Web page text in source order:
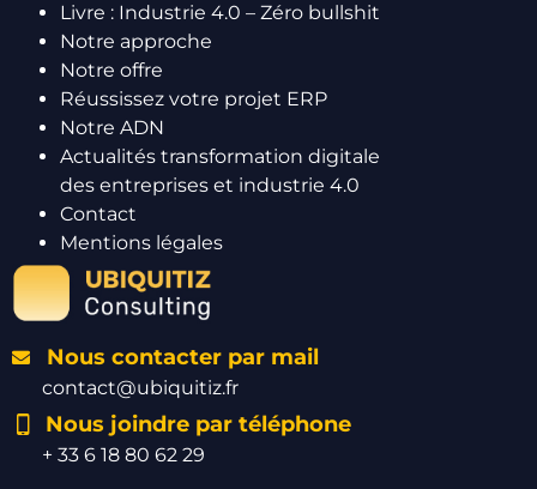
Livre : Industrie 4.0 – Zéro bullshit
Notre approche
Notre offre
Réussissez votre projet ERP
Notre ADN
Actualités transformation digitale
des entreprises et industrie 4.0
Contact
Mentions légales
Nous contacter par mail
contact@ubiquitiz.fr
Nous joindre par téléphone
+ 33 6 18 80 62 29